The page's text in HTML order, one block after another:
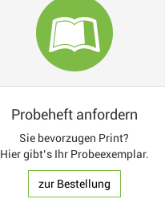
Probeheft anfordern
Sie bevorzugen Print?
Hier gibt’s Ihr Probeexemplar.
zur Bestellung